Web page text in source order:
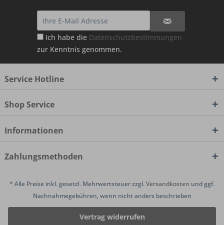
Ich habe die Datenschutzbestimmungen
zur Kenntnis genommen.
Service Hotline
Shop Service
Informationen
Zahlungsmethoden
* Alle Preise inkl. gesetzl. Mehrwertsteuer zzgl.Versandkosten und ggf.
Nachnahmegebühren, wenn nicht anders beschrieben
Vertrag widerrufen